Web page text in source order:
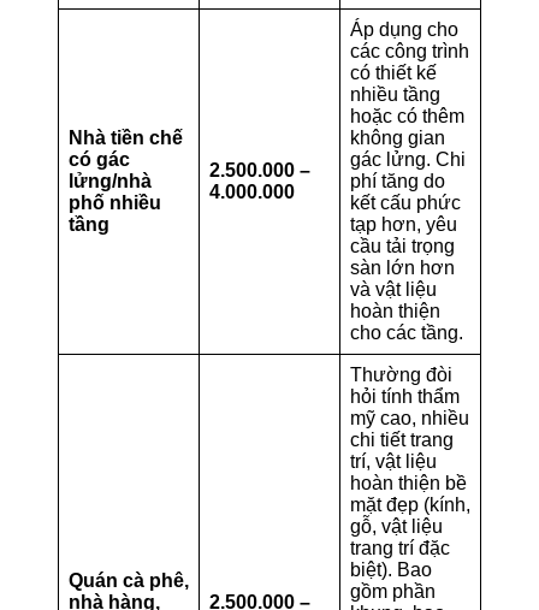
Nhà tiền chế
có gác
lửng/nhà
phố nhiều
tầng
2.500.000 –
4.000.000
Áp dụng cho
các công trình
có thiết kế
nhiều tầng
hoặc có thêm
không gian
gác lửng. Chi
phí tăng do
kết cấu phức
tạp hơn, yêu
cầu tải trọng
sàn lớn hơn
và vật liệu
hoàn thiện
cho các tầng.
Quán cà phê,
nhà hàng,
2.500.000 –
Thường đòi
hỏi tính thẩm
mỹ cao, nhiều
chi tiết trang
trí, vật liệu
hoàn thiện bề
mặt đẹp (kính,
gỗ, vật liệu
trang trí đặc
biệt). Bao
gồm phần